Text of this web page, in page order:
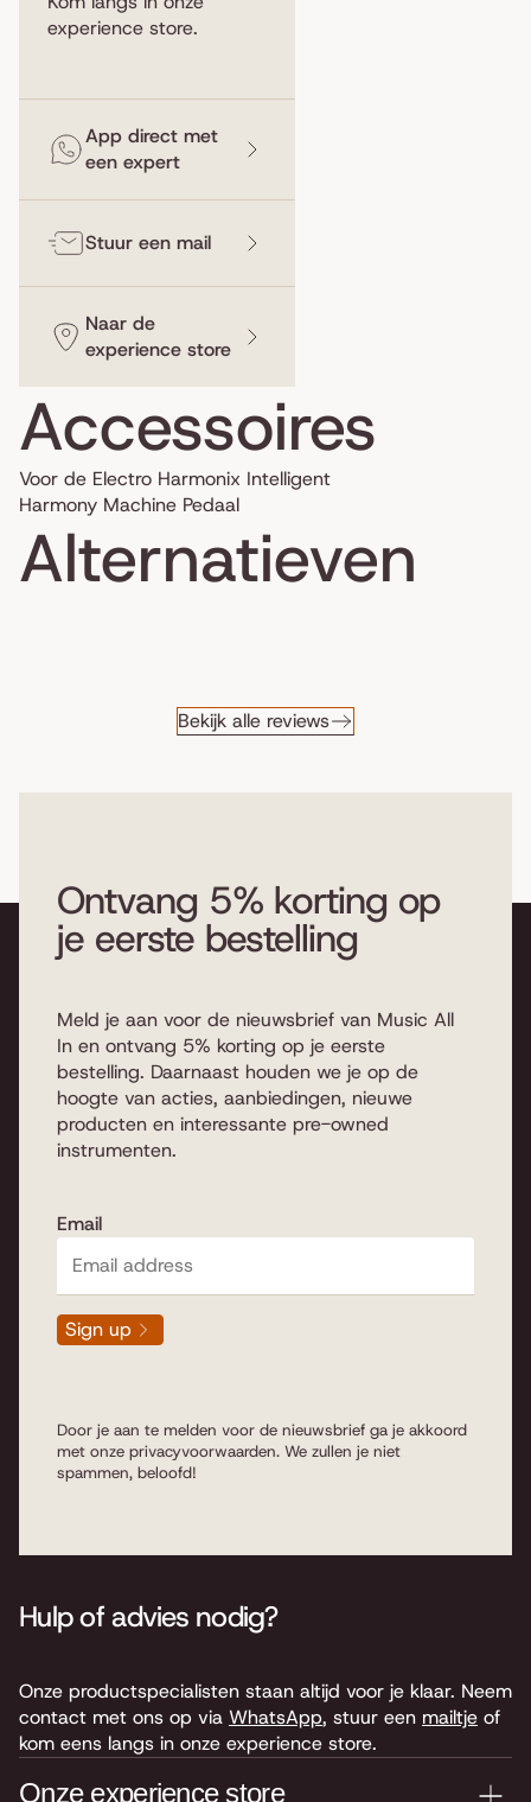
experience store.
App direct met
een expert
Stuur een mail
Naar de
experience store
Accessoires
Voor de Electro Harmonix Intelligent
Harmony Machine Pedaal
Alternatieven
Bekijk alle reviews
Ontvang 5% korting op
je eerste bestelling
Meld je aan voor de nieuwsbrief van Music All
In en ontvang 5% korting op je eerste
bestelling. Daarnaast houden we je op de
hoogte van acties, aanbiedingen, nieuwe
producten en interessante pre-owned
instrumenten.
Email
Sign up
Door je aan te melden voor de nieuwsbrief ga je akkoord
met onze privacyvoorwaarden. We zullen je niet
spammen, beloofd!
Hulp of advies nodig?
Onze productspecialisten staan altijd voor je klaar. Neem
contact met ons op via WhatsApp, stuur een mailtje of
kom eens langs in onze experience store.
Onze experience store